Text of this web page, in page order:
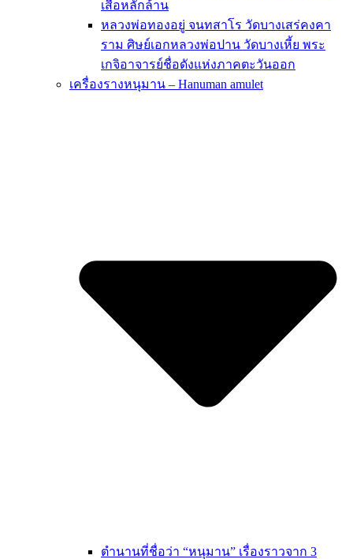
เสือหลักล้าน
หลวงพ่อทองอยู่ จนทสาโร วัดบางเสร่คงคา
ราม ศิษย์เอกหลวงพ่อปาน วัดบางเหี้ย พระ
เกจิอาจารย์ชื่อดังแห่งภาคตะวันออก
เครื่องรางหนุมาน – Hanuman amulet
ตำนานที่ชื่อว่า “หนุมาน” เรื่องราวจาก 3